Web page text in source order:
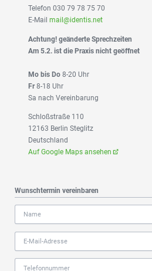
Telefon 030 79 78 75 70
E-Mail mail@identis.net
Achtung! geänderte Sprechzeiten
Am 5.2. ist die Praxis nicht geöffnet
Mo bis Do8-20 Uhr
Fr8-18 Uhr
Sa nach Vereinbarung
Schloßstraße 110
12163 Berlin Steglitz
Deutschland
Auf Google Maps ansehen
Wunschtermin vereinbaren